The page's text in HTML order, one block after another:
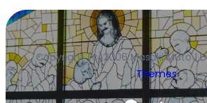
Copyright (c)2006 Masaki Muto |
Themes.